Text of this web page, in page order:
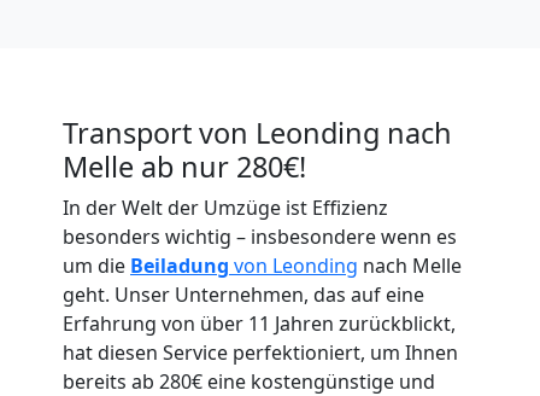
Transport von Leonding nach
Melle ab nur 280€!
In der Welt der Umzüge ist Effizienz
besonders wichtig – insbesondere wenn es
um die Beiladung von Leonding nach Melle
geht. Unser Unternehmen, das auf eine
Erfahrung von über 11 Jahren zurückblickt,
hat diesen Service perfektioniert, um Ihnen
bereits ab 280€ eine kostengünstige und
Umzugshelfer